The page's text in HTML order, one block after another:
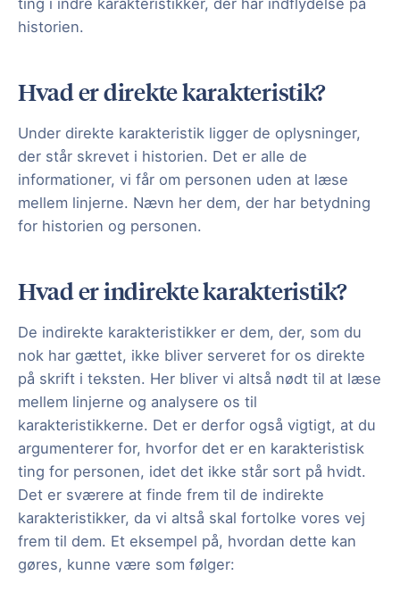
ting i indre karakteristikker, der har indflydelse på
historien.
Hvad er direkte karakteristik?
Under direkte karakteristik ligger de oplysninger,
der står skrevet i historien. Det er alle de
informationer, vi får om personen uden at læse
mellem linjerne. Nævn her dem, der har betydning
for historien og personen.
Hvad er indirekte karakteristik?
De indirekte karakteristikker er dem, der, som du
nok har gættet, ikke bliver serveret for os direkte
på skrift i teksten. Her bliver vi altså nødt til at læse
mellem linjerne og analysere os til
karakteristikkerne. Det er derfor også vigtigt, at du
argumenterer for, hvorfor det er en karakteristisk
ting for personen, idet det ikke står sort på hvidt.
Det er sværere at finde frem til de indirekte
karakteristikker, da vi altså skal fortolke vores vej
frem til dem. Et eksempel på, hvordan dette kan
gøres, kunne være som følger: